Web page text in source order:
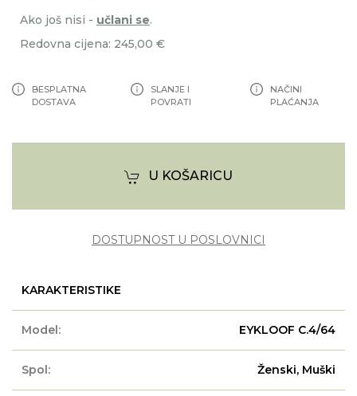
Ako još nisi - učlani se.
Redovna cijena: 245,00 €
BESPLATNA
DOSTAVA
SLANJE I
POVRATI
NAČINI
PLAĆANJA
U KOŠARICU
DOSTUPNOST U POSLOVNICI
KARAKTERISTIKE
Model: EYKLOOF C.4/64
Spol: Ženski, Muški